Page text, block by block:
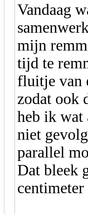
Vandaag
mijn
tijd te
fluitje van
zodat ook
heb ik wat
niet
parallel
Dat bleek